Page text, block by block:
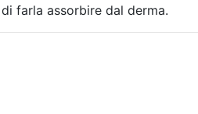
farla assorbire dal derma.